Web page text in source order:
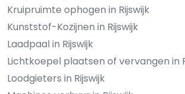
Kruipruimte ophogen in Rijswijk
Kunststof-Kozijnen in Rijswijk
Laadpaal in Rijswijk
Lichtkoepel plaatsen of vervangen in
Loodgieters in Rijswijk